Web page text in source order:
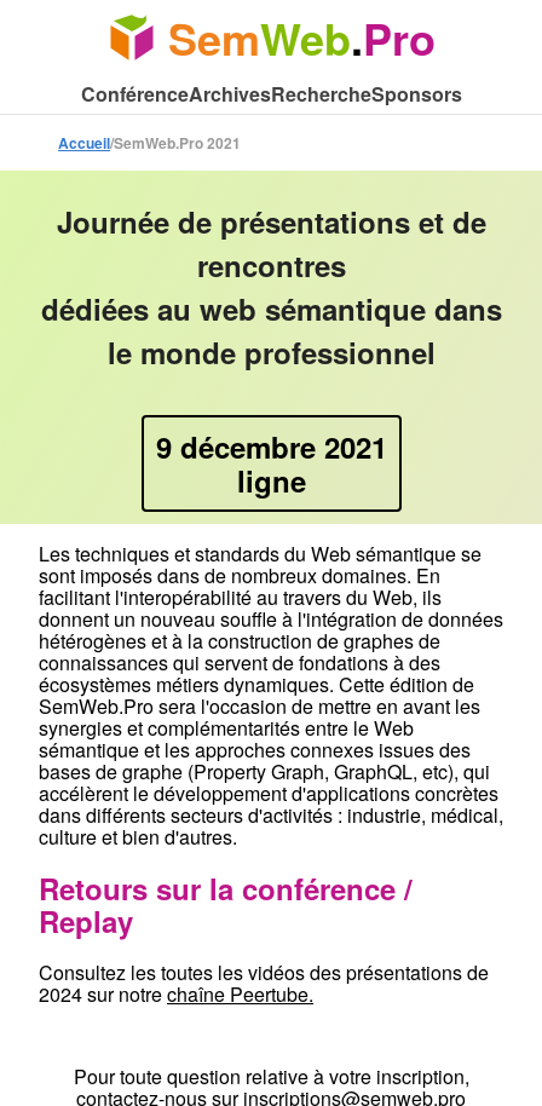
SemWeb.Pro
ConférenceArchivesRechercheSponsors
Accueil/SemWeb.Pro 2021
Journée de présentations et de
rencontres
dédiées au web sémantique dans
le monde professionnel
9 décembre 2021
ligne
Les techniques et standards du Web sémantique se
sont imposés dans de nombreux domaines. En
facilitant l'interopérabilité au travers du Web, ils
donnent un nouveau souffle à l'intégration de données
hétérogènes et à la construction de graphes de
connaissances qui servent de fondations à des
écosystèmes métiers dynamiques. Cette édition de
SemWeb.Pro sera l'occasion de mettre en avant les
synergies et complémentarités entre le Web
sémantique et les approches connexes issues des
bases de graphe (Property Graph, GraphQL, etc), qui
accélèrent le développement d'applications concrètes
dans différents secteurs d'activités : industrie, médical,
culture et bien d'autres.
Retours sur la conférence /
Replay
Consultez les toutes les vidéos des présentations de
2024 sur notrechaîne Peertube.
Pour toute question relative à votre inscription,
contactez-nous sur inscriptions@semweb.pro